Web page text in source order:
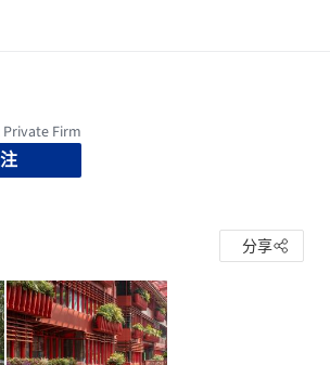
分享